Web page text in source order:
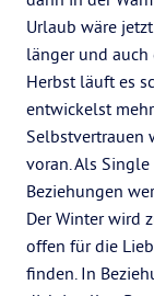
Urlaub wäre
länger und
Herbst läuft es
entwickelst
Selbstvertrauen
voran. Als
Beziehungen
Der Winter wird
offen für die
finden. In